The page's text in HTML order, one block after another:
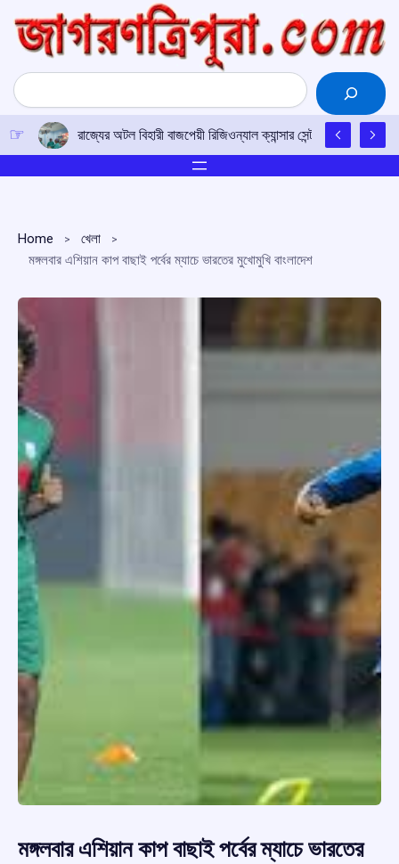
content
Search
রাজ্যের অটল বিহারী বাজপেয়ী রিজিওন্যাল ক্যান্সার সেন্টারে উত্তর-
Home
খেলা
মঙ্গলবার এশিয়ান কাপ বাছাই পর্বের ম্যাচে ভারতের মুখোমুখি বাংলাদেশ
মঙ্গলবার এশিয়ান কাপ বাছাই পর্বের ম্যাচে ভারতের